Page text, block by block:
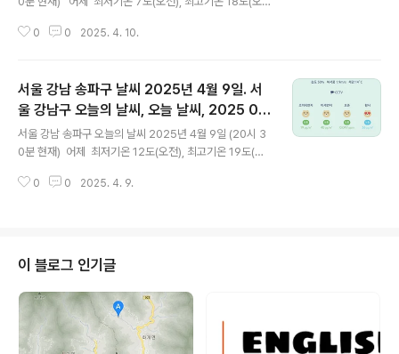
어제와 같은 최저기온이고 어제보다 1도 높은 최고기온입
하루 중 최고기온입니다 * 눈비 올 확률은 위 이미지에
서 시간별 기상 상태 참조 대기상황 공기질은 어제
초미세먼지 보통 = 21 ㎍/m³ 미세먼지는 보통 = 41 ㎍/
m³ 황사는 보통 = 36 ㎍/m³ 자외선 (오후) = 보통 오늘
초미세먼지 보통 = 21 ㎍/m³ 미세먼지는 보통 = 51 ㎍/
m³ 황사는 보통 = 3..
0 0 2025. 4. 10.
서울 강남 송파구 날씨 2025년 4월 9일. 서
울 강남구 오늘의 날씨, 오늘 날씨, 2025 04
09, 초미세먼지, 미세먼지, 황사, 자외선
서울 강남 송파구 오늘의 날씨 2025년 4월 9일 (20시 3
0분 현재) 어제 최저기온 12도(오전), 최고기온 19도(오
어제보다 2도 낮은 최저기온이고 어제와 같은 최고기온입
위 이미지에서 시간별 기상 상태 참조 대기상황 공
기질은어제초미세먼지 보통 = 19 ㎍/m³ 미세먼지는 보
통 = 48 ㎍/m³ 황사는 보통 = 34 ㎍/m³ 자외선 (오후)
= 보통 오늘 초미세먼지 보통 = 19 ㎍/m³ 미세먼지는 보
통 = 40 ㎍/m³ 황사는 보통 =..
0 0 2025. 4. 9.
이 블로그 인기글